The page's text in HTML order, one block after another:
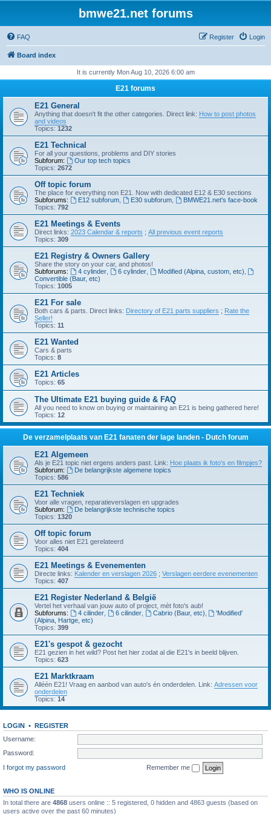
bmwe21.net forums
FAQ Login
Register
Board index
It is currently Mon Aug 10, 2026 6:00 am
E21 forums
E21 General
Anything that doesn't fit the other categories. Direct link: How to post photos
and videos
Topics: 1232
E21 Technical
For all your questions, problems and DIY stories
Subforum:
Our top tech topics
Topics: 2672
Off topic forum
The place for everything non E21. Now with dedicated E12 & E30 sections
Subforums:
E12 subforum, E30 subforum,
BMWE21.net's face-book
Topics: 792
E21 Meetings & Events
Direct links: 2023 Calendar & reports ; All previous event reports
Topics: 309
E21 Registry & Owners Gallery
Share the story on your car, and photos!
Subforums:
4 cylinder, 6 cylinder, Modified (Alpina, custom, etc)
Convertible (Baur, etc)
Topics: 1005
E21 For sale
Both cars & parts. Direct links: Directory of E21 parts suppliers ; Rate the
Seller!
Topics: 11
E21 Wanted
Cars & parts
Topics: 8
E21 Articles
Topics: 65
The Ultimate E21 buying guide & FAQ
All you need to know on buying or maintaining an E21 is being gathered here!
Topics: 12
De verzamelplaats van E21 fanaten der lage landen - Dutch forum
E21 Algemeen
Als je E21 topic niet ergens anders past. Link: Hoe plaats ik foto's en filmpjes?
Subforum:
De belangrijkste algemene topics
Topics: 586
E21 Techniek
Voor alle vragen, reparatieverslagen en upgrades
Subforum:
De belangrijkste technische topics
Topics: 1320
Off topic forum
Voor alles niet E21 gerelateerd
Topics: 404
E21 Meetings & Evenementen
Directe links: Kalender en verslagen 2026 ; Verslagen eerdere evenementen
Topics: 407
E21 Register Nederland & België
Vertel het verhaal van jouw auto of project, mèt foto's aub!
Subforums:
4 cilinder, 6 cilinder, Cabrio (Baur, etc)
'Modified'
(Alpina, Hartge, etc)
Topics: 399
E21's gespot & gezocht
E21 gezien in het wild? Post het hier zodat al die E21's in beeld blijven.
Topics: 623
E21 Marktkraam
Alléén E21! Vraag en aanbod van auto's én onderdelen. Link: Adressen voor
onderdelen
Topics: 14
LOGIN • REGISTER
Username:
Password:
I forgot my password
Remember me
WHO IS ONLINE
In total there are 4868 users online :: 5 registered, 0 hidden and 4863 guests (based on
users active over the past 60 minutes)